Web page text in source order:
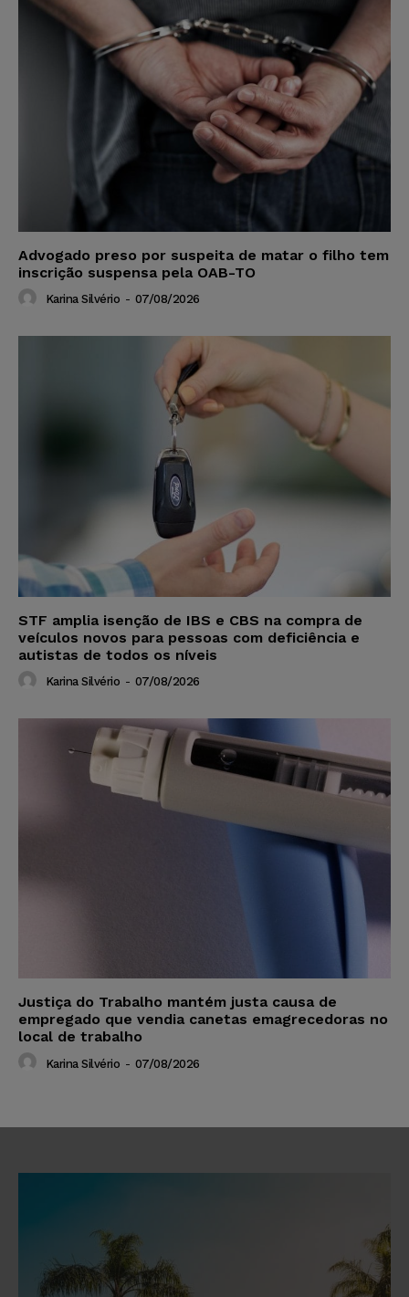
Advogado preso por suspeita de matar o filho tem
inscrição suspensa pela OAB-TO
Karina Silvério - 07/08/2026
STF amplia isenção de IBS e CBS na compra de
veículos novos para pessoas com deficiência e
autistas de todos os níveis
Karina Silvério - 07/08/2026
Justiça do Trabalho mantém justa causa de
empregado que vendia canetas emagrecedoras no
local de trabalho
Karina Silvério - 07/08/2026